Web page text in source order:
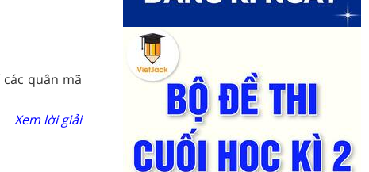
quân mã
Xem lời giải